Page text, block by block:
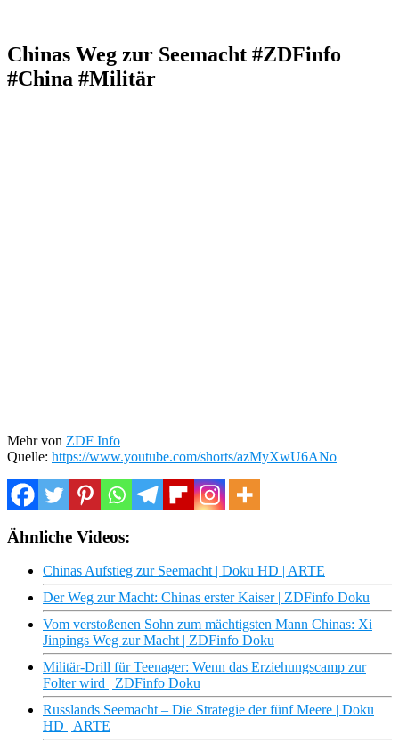
Chinas Weg zur Seemacht #ZDFinfo
#China #Militär
Mehr von ZDF Info
Quelle: https://www.youtube.com/shorts/azMyXwU6ANo
Ähnliche Videos:
Chinas Aufstieg zur Seemacht | Doku HD | ARTE
Der Weg zur Macht: Chinas erster Kaiser | ZDFinfo Doku
Vom verstoßenen Sohn zum mächtigsten Mann Chinas: Xi
Jinpings Weg zur Macht | ZDFinfo Doku
Militär-Drill für Teenager: Wenn das Erziehungscamp zur
Folter wird | ZDFinfo Doku
Russlands Seemacht – Die Strategie der fünf Meere | Doku
HD | ARTE